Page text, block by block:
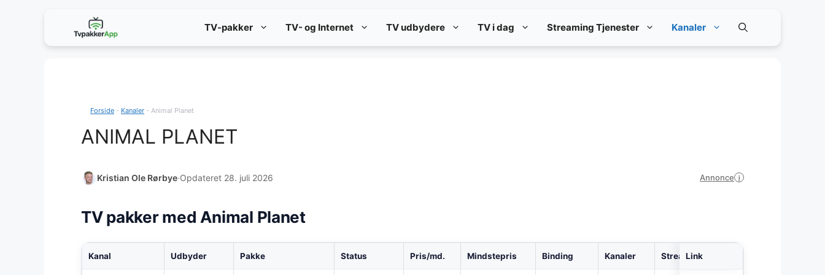
TV-pakker TV- og Internet TV udbydere TV i dag Streaming Tjenester Kanaler
Forside - Kanaler - Animal Planet
ANIMAL PLANET
Kristian Ole Rørbye·Opdateret 28. juli 2026 Annonce i
TV pakker med Animal Planet
Kanal Udbyder Pakke Status Pris/md. Mindstepris Binding Kanaler Streaming
Link